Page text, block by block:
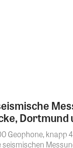
Geophone, knapp
seismischen